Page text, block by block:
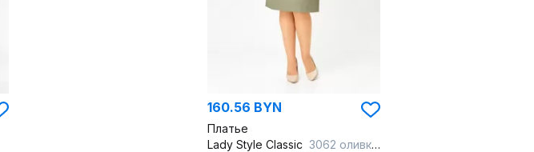
160.56 BYN
Платье
Lady Style Classic 3062 оливковый